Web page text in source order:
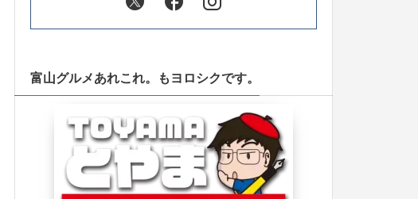
富山グルメあれこれ。もヨロシクです。